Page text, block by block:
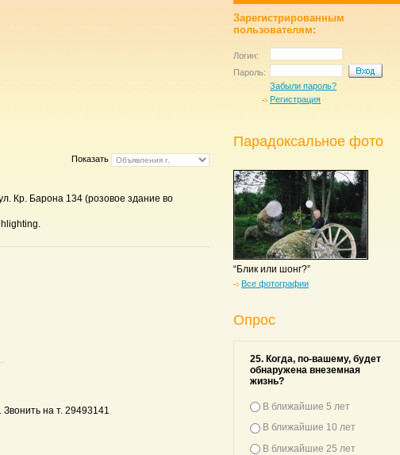
Зарегистрированным
пользователям:
Логин:
Пароль:
Забыли пароль?
Регистрация
Показать
Кр. Барона 134 (розовое здание во
на т. 29493141
Парадоксальное фото
“Блик или шонг?”
Все фотографии
Опрос
25. Когда, по-вашему, будет
обнаружена внеземная
жизнь?
В ближайшие 5 лет
В ближайшие 10 лет
В ближайшие 25 лет